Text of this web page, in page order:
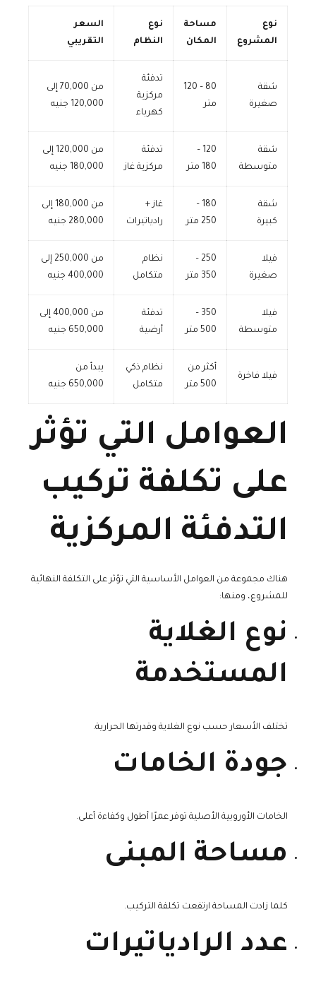
نوع
المشروع
مساحة
المكان
نوع
النظام
السعر
التقريبي
شقة
صغيرة
80 – 120
متر
تدفئة
مركزية
كهرباء
من 70,000 إلى
120,000 جنيه
شقة
متوسطة
120 –
180 متر
تدفئة
مركزية غاز
من 120,000 إلى
180,000 جنيه
شقة
كبيرة
180 –
250 متر
غاز +
رادياتيرات
من 180,000 إلى
280,000 جنيه
فيلا
صغيرة
250 –
350 متر
نظام
متكامل
من 250,000 إلى
400,000 جنيه
فيلا
متوسطة
350 –
500 متر
تدفئة
أرضية
من 400,000 إلى
650,000 جنيه
فيلا فاخرة
أكثر من
500 متر
نظام ذكي
متكامل
يبدأ من
650,000 جنيه
العوامل التي تؤثر
على تكلفة تركيب
التدفئة المركزية
هناك مجموعة من العوامل الأساسية التي تؤثر على التكلفة النهائية
للمشروع، ومنها:
نوع الغلاية
المستخدمة
تختلف الأسعار حسب نوع الغلاية وقدرتها الحرارية.
جودة الخامات
الخامات الأوروبية الأصلية توفر عمرًا أطول وكفاءة أعلى.
مساحة المبنى
كلما زادت المساحة ارتفعت تكلفة التركيب.
عدد الرادياتيرات